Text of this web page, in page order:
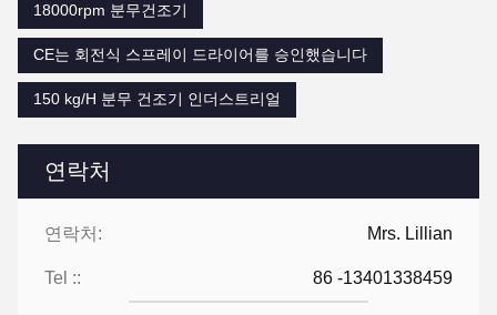
연락처
연락처: Mrs. Lillian
Tel :: 86 -13401338459
18000rpm 분무건조기
CE는 회전식 스프레이 드라이어를 승인했습니다
150 kg/H 분무 건조기 인더스트리얼